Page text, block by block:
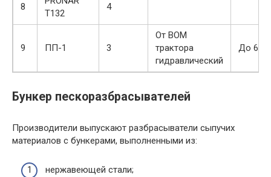
8
T132
4
9 ПП-1 3
От ВОМ
трактора
гидравлический
До 6
Бункер пескоразбрасывателей
Производители выпускают разбрасыватели сыпучих
материалов с бункерами, выполненными из:
нержавеющей стали;